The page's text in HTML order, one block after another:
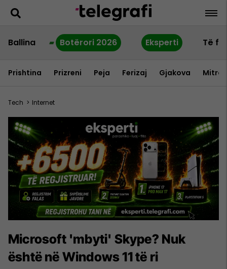
Ballina Botërori 2026 Eksperti Të
Prishtina Prizreni Peja Ferizaj Gjakova
Tech > Internet
Microsoft 'mbyti' Skype? Nuk
është në Windows 11 të ri